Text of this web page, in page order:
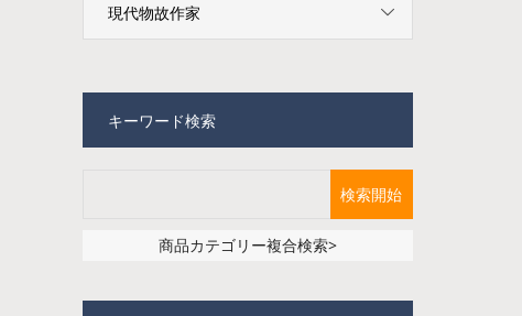
現代物故作家
キーワード検索
商品カテゴリー複合検索>